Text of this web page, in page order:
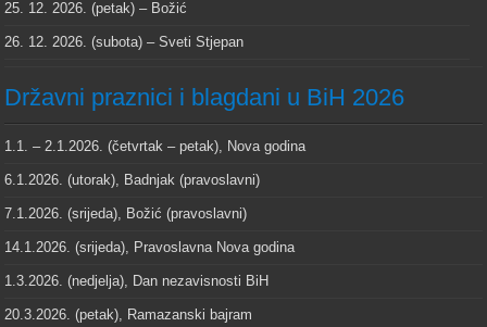
25. 12. 2026. (petak) – Božić
26. 12. 2026. (subota) – Sveti Stjepan
Državni praznici i blagdani u BiH 2026
1.1. – 2.1.2026. (četvrtak – petak), Nova godina
6.1.2026. (utorak), Badnjak (pravoslavni)
7.1.2026. (srijeda), Božić (pravoslavni)
14.1.2026. (srijeda), Pravoslavna Nova godina
1.3.2026. (nedjelja), Dan nezavisnosti BiH
20.3.2026. (petak), Ramazanski bajram